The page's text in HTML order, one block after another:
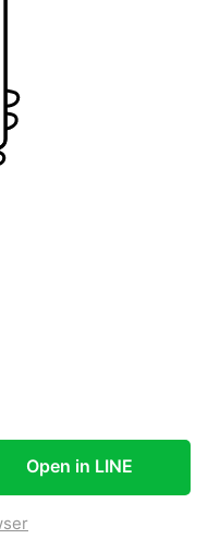
Open in LINE